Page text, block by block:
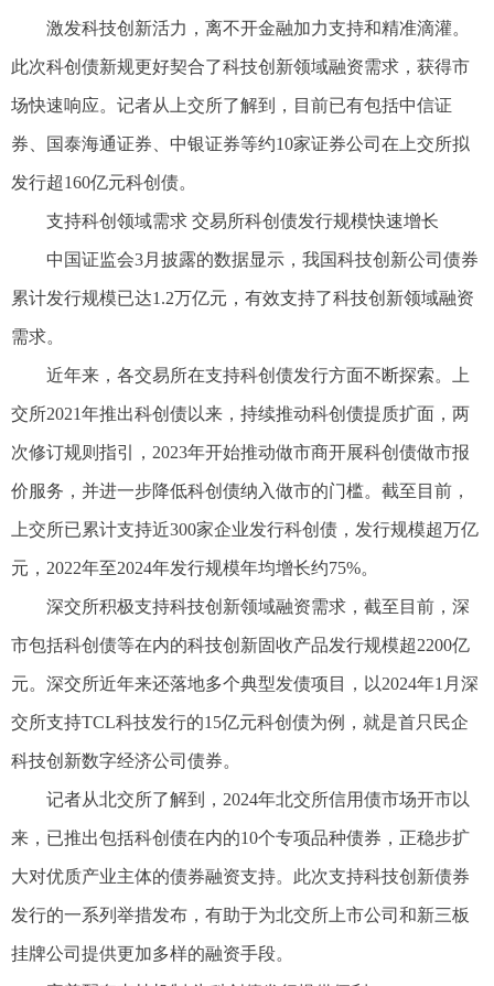
激发科技创新活力，离不开金融加力支持和精准滴灌。
此次科创债新规更好契合了科技创新领域融资需求，获得市
场快速响应。记者从上交所了解到，目前已有包括中信证
券、国泰海通证券、中银证券等约10家证券公司在上交所拟
发行超160亿元科创债。
支持科创领域需求 交易所科创债发行规模快速增长
中国证监会3月披露的数据显示，我国科技创新公司债券
累计发行规模已达1.2万亿元，有效支持了科技创新领域融资
需求。
近年来，各交易所在支持科创债发行方面不断探索。上
交所2021年推出科创债以来，持续推动科创债提质扩面，两
次修订规则指引，2023年开始推动做市商开展科创债做市报
价服务，并进一步降低科创债纳入做市的门槛。截至目前，
上交所已累计支持近300家企业发行科创债，发行规模超万亿
元，2022年至2024年发行规模年均增长约75%。
深交所积极支持科技创新领域融资需求，截至目前，深
市包括科创债等在内的科技创新固收产品发行规模超2200亿
元。深交所近年来还落地多个典型发债项目，以2024年1月深
交所支持TCL科技发行的15亿元科创债为例，就是首只民企
科技创新数字经济公司债券。
记者从北交所了解到，2024年北交所信用债市场开市以
来，已推出包括科创债在内的10个专项品种债券，正稳步扩
大对优质产业主体的债券融资支持。此次支持科技创新债券
发行的一系列举措发布，有助于为北交所上市公司和新三板
挂牌公司提供更加多样的融资手段。